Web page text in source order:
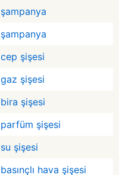
şampanya
şampanya
cep şişesi
gaz şişesi
bira şişesi
parfüm şişesi
su şişesi
basınçlı hava şişesi